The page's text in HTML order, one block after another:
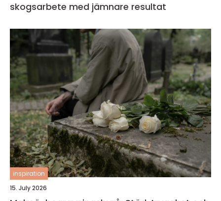
skogsarbete med jämnare resultat
inspiration
15. July 2026